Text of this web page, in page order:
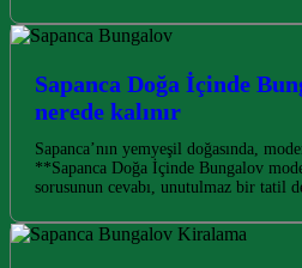
Sapanca Doğa İçinde
nerede kalınır
Sapanca’nın yemyeşil doğasında,
**Sapanca Doğa İçinde Bungalov
sorusunun cevabı, unutulmaz bir tatil